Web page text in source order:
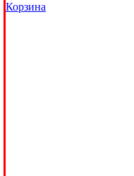
Корзина